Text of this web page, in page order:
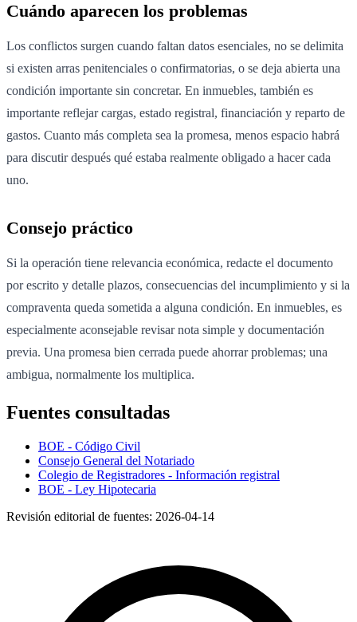
Cuándo aparecen los problemas
Los conflictos surgen cuando faltan datos esenciales, no se delimita
si existen arras penitenciales o confirmatorias, o se deja abierta una
condición importante sin concretar. En inmuebles, también es
importante reflejar cargas, estado registral, financiación y reparto de
gastos. Cuanto más completa sea la promesa, menos espacio habrá
para discutir después qué estaba realmente obligado a hacer cada
uno.
Consejo práctico
Si la operación tiene relevancia económica, redacte el documento
por escrito y detalle plazos, consecuencias del incumplimiento y si la
compraventa queda sometida a alguna condición. En inmuebles, es
especialmente aconsejable revisar nota simple y documentación
previa. Una promesa bien cerrada puede ahorrar problemas; una
ambigua, normalmente los multiplica.
Fuentes consultadas
BOE - Código Civil
Consejo General del Notariado
Colegio de Registradores - Información registral
BOE - Ley Hipotecaria
Revisión editorial de fuentes: 2026-04-14